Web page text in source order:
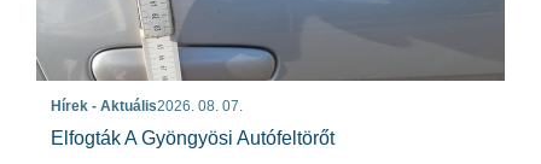
Hírek - Aktuális2026. 08. 07.
Elfogták A Gyöngyösi Autófeltörőt